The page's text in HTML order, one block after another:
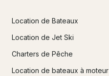
Location de Bateaux
Location de Jet Ski
Charters de Pêche
Location de bateaux à moteur